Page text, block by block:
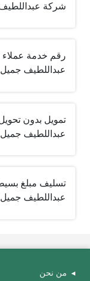
شركة
رقم خدمة
عبداللطيف جميل
تمويل بدون
عبداللطيف جميل
تسليف مبلغ
عبداللطيف جميل
من نحن